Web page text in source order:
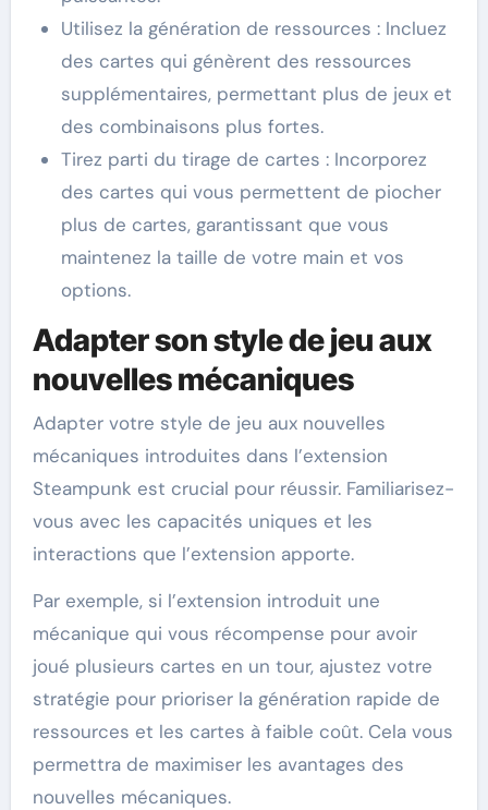
Utilisez la génération de ressources : Incluez
des cartes qui génèrent des ressources
supplémentaires, permettant plus de jeux et
des combinaisons plus fortes.
Tirez parti du tirage de cartes : Incorporez
des cartes qui vous permettent de piocher
plus de cartes, garantissant que vous
maintenez la taille de votre main et vos
options.
Adapter son style de jeu aux
nouvelles mécaniques
Adapter votre style de jeu aux nouvelles
mécaniques introduites dans l’extension
Steampunk est crucial pour réussir. Familiarisez-
vous avec les capacités uniques et les
interactions que l’extension apporte.
Par exemple, si l’extension introduit une
mécanique qui vous récompense pour avoir
joué plusieurs cartes en un tour, ajustez votre
stratégie pour prioriser la génération rapide de
ressources et les cartes à faible coût. Cela vous
permettra de maximiser les avantages des
nouvelles mécaniques.